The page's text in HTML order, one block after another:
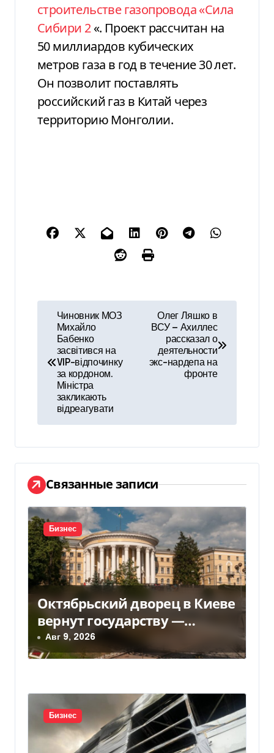
строительстве газопровода «Сила
Сибири 2«. Проект рассчитан на
50 миллиардов кубических
метров газа в год в течение 30 лет.
Он позволит поставлять
российский газ в Китай через
территорию Монголии.
в
ц
и
я
п
о
з
а
п
и
с
я
м
Чиновник МОЗ
Михайло
Бабенко
засвітився на
VIP-відпочинку
за кордоном.
Міністра
закликають
відреагувати
Олег Ляшко в
ВСУ — Ахиллес
рассказал о
деятельности
экс-нардепа на
фронте
Связанные записи
Бизнес
Октябрьский дворец в Киеве
вернут государству —
решение суда — Delo.ua
Авг 9, 2026
Бизнес